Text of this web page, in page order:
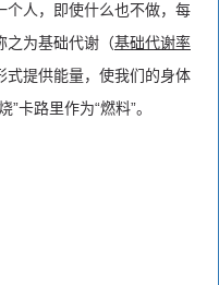
个人，即使什么也不做，每
之为基础代谢（基础代谢率
式提供能量，使我们的身体
卡路里作为“燃料”。